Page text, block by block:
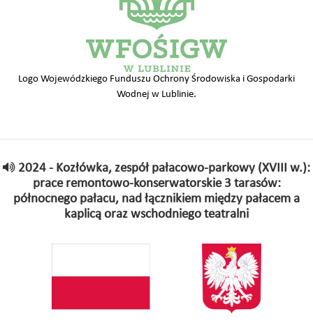
Logo Wojewódzkiego Funduszu Ochrony Środowiska i Gospodarki
Wodnej w Lublinie.
2024 - Kozłówka, zespół pałacowo-parkowy (XVIII w.):
prace remontowo-konserwatorskie 3 tarasów:
północnego pałacu, nad łącznikiem między pałacem a
kaplicą oraz wschodniego teatralni